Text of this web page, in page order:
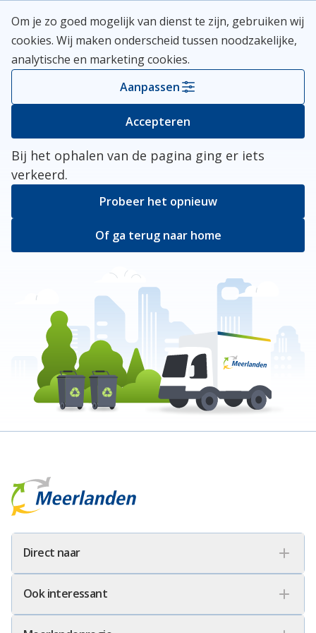
naar
inhoud
Meerlanden Logo
Open
Kies je gemeente
Er ging iets mis
Bij het ophalen van de pagina ging er iets
verkeerd.
Probeer het opnieuw
Of ga terug naar home
Meerlanden Logo
Direct naar
Ook interessant
Om je zo goed mogelijk van dienst te zijn, gebruiken wij
cookies. Wij maken onderscheid tussen noodzakelijke,
analytische en marketing cookies.
Aanpassen
Accepteren